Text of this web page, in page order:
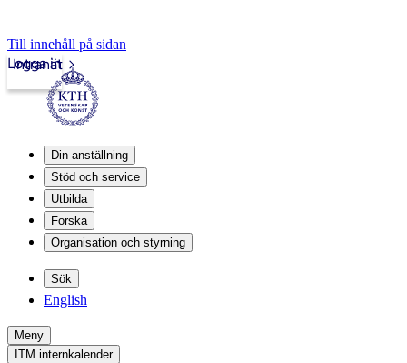
Till innehåll på sidan
Intranät
Logga in
Din anställning
Stöd och service
Utbilda
Forska
Organisation och styrning
Sök
English
Meny
ITM internkalender